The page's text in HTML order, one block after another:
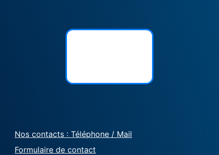
Nos contacts : Téléphone / Mail
Formulaire de contact